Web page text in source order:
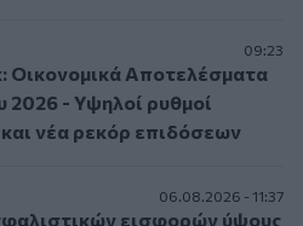
09:23
Οικονομικά Αποτελέσματα
2026 - Υψηλοί ρυθμοί
νέα ρεκόρ επιδόσεων
06.08.2026 - 11:37
εισφορών ύψους